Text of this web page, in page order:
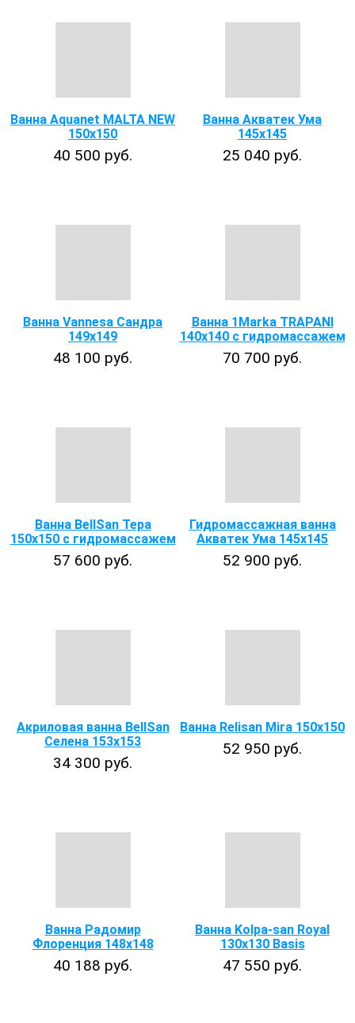
Ванна Aquanet MALTA NEW
150х150
40 500 руб.
Ванна Акватек Ума
145х145
25 040 руб.
Ванна Vannesa Сандра
149x149
48 100 руб.
Ванна 1Marka TRAPANI
140x140 с гидромассажем
70 700 руб.
Ванна BellSan Тера
150x150 с гидромассажем
57 600 руб.
Гидромассажная ванна
Акватек Ума 145х145
52 900 руб.
Акриловая ванна BellSan
Селена 153х153
34 300 руб.
Ванна Relisan Mira 150х150
52 950 руб.
Ванна Радомир
Флоренция 148x148
40 188 руб.
Ванна Kolpa-san Royal
130х130 Basis
47 550 руб.